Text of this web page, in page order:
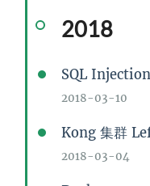
2018
SQL
2018-03-10
Kong 集群
2018-03-04